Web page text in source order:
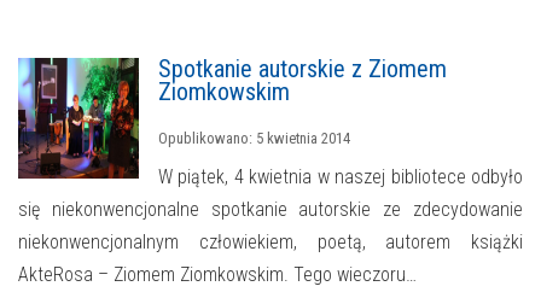
Spotkanie autorskie z Ziomem
Ziomkowskim
Opublikowano: 5 kwietnia 2014
W piątek, 4 kwietnia w naszej bibliotece odbyło
się niekonwencjonalne spotkanie autorskie ze zdecydowanie
niekonwencjonalnym człowiekiem, poetą, autorem książki
AkteRosa – Ziomem Ziomkowskim. Tego wieczoru…